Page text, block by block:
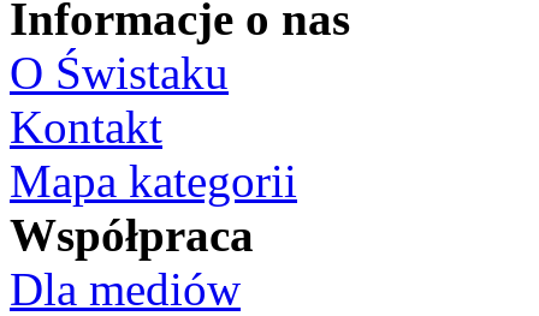
Informacje o nas
O Świstaku
Kontakt
Mapa kategorii
Współpraca
Dla mediów